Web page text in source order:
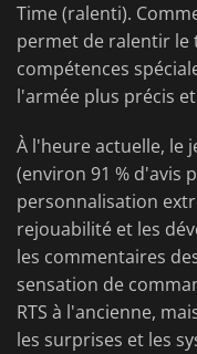
Time (ralenti).
permet de ralentir le
compétences
l'armée plus précis
À l'heure actuelle, le
(environ 91 % d'avis
personnalisation
rejouabilité et les
les commentaires
sensation de
RTS à l'ancienne,
les surprises et les